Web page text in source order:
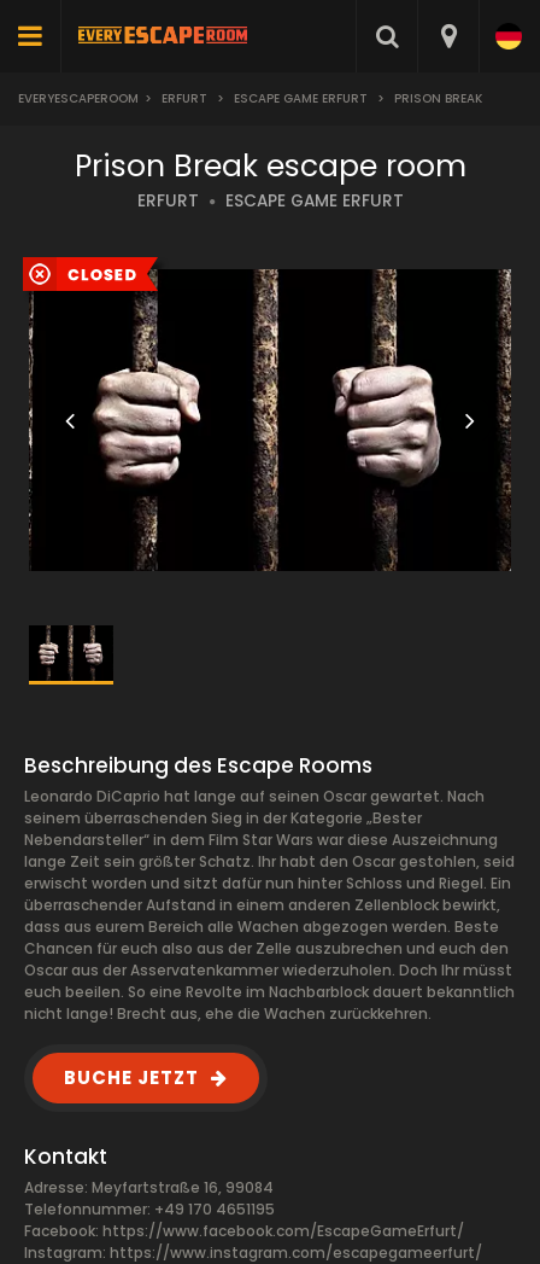
EVERYESCAPEROOM > ERFURT > ESCAPE GAME ERFURT > PRISON BREAK
Prison Break escape room
ERFURT ESCAPE GAME ERFURT
Beschreibung des Escape Rooms
Leonardo DiCaprio hat lange auf seinen Oscar gewartet. Nach
seinem überraschenden Sieg in der Kategorie „Bester
Nebendarsteller“ in dem Film Star Wars war diese Auszeichnung
lange Zeit sein größter Schatz. Ihr habt den Oscar gestohlen, seid
erwischt worden und sitzt dafür nun hinter Schloss und Riegel. Ein
überraschender Aufstand in einem anderen Zellenblock bewirkt,
dass aus eurem Bereich alle Wachen abgezogen werden. Beste
Chancen für euch also aus der Zelle auszubrechen und euch den
Oscar aus der Asservatenkammer wiederzuholen. Doch Ihr müsst
euch beeilen. So eine Revolte im Nachbarblock dauert bekanntlich
nicht lange! Brecht aus, ehe die Wachen zurückkehren.
BUCHE JETZT
Kontakt
Adresse: Meyfartstraße 16, 99084
Telefonnummer: +49 170 4651195
Facebook: https://www.facebook.com/EscapeGameErfurt/
Instagram: https://www.instagram.com/escapegameerfurt/